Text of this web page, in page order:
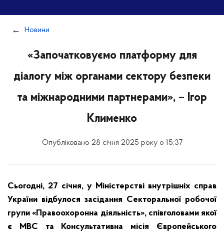
Новини
«Започатковуємо платформу для
діалогу між органами сектору безпеки
та міжнародними партнерами», – Ігор
Клименко
Опубліковано 28 січня 2025 року о 15:37
Сьогодні, 27 січня, у Міністерстві внутрішніх справ
України відбулося засідання Секторальної робочої
групи «Правоохоронна діяльність», співголовами якої
є МВС та Консультативна місія Європейського